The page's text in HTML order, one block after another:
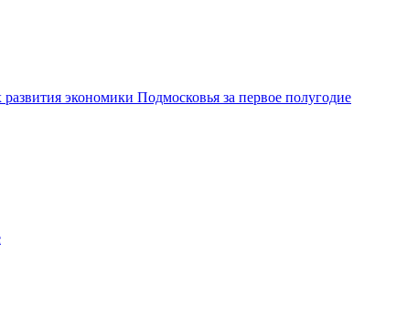
экономики Подмосковья за первое полугодие